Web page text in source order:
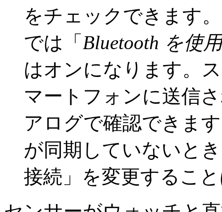
をチェックできます
では「 Bluetooth を使用
はオンになります。
マートフォンに送信
アログで確認できま
が同期していないと
接続」を変更するこ